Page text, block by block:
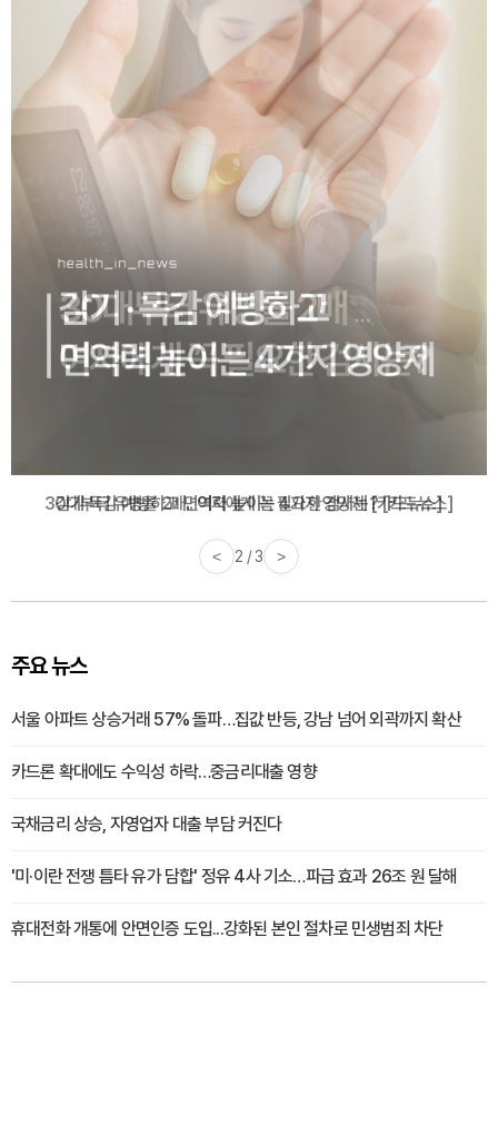
감기·독감 예방하고 면역력 높이는 4가지 영양제 [카드뉴스]
< 3 / 3 >
주요 뉴스
서울 아파트 상승거래 57% 돌파…집값 반등, 강남 넘어 외곽까지 확산
카드론 확대에도 수익성 하락…중금리대출 영향
국채금리 상승, 자영업자 대출 부담 커진다
'미·이란 전쟁 틈타 유가 담합' 정유 4사 기소…파급 효과 26조 원 달해
휴대전화 개통에 안면인증 도입...강화된 본인 절차로 민생범죄 차단